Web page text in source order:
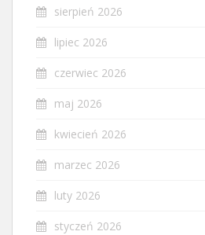
sierpień 2026
lipiec 2026
czerwiec 2026
maj 2026
kwiecień 2026
marzec 2026
luty 2026
styczeń 2026